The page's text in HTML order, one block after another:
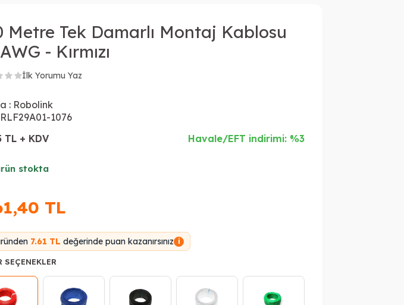
Metre Tek Damarlı Montaj Kablosu
- Kırmızı
İlk Yorumu Yaz
: Robolink
RLF29A01-1076
TL + KDV
Havale/EFT indirimi: %3
stokta
TL
7.61 TL değerinde puan kazanırsınız i
SEÇENEKLER